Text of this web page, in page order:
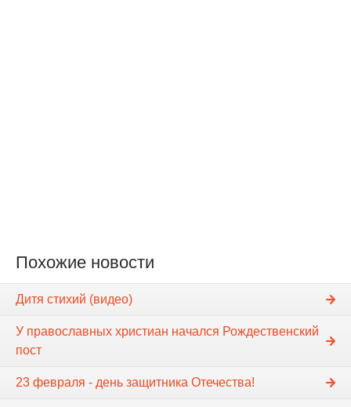
Похожие новости
Дитя стихий (видео)
У православных христиан начался Рождественский
пост
23 февраля - день защитника Отечества!